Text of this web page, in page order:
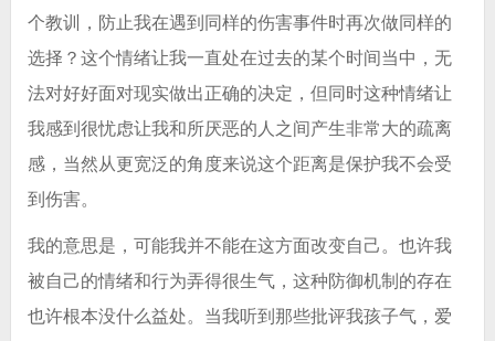
个教训，防止我在遇到同样的伤害事件时再次做同样的
选择？这个情绪让我一直处在过去的某个时间当中，无
法对好好面对现实做出正确的决定，但同时这种情绪让
我感到很忧虑让我和所厌恶的人之间产生非常大的疏离
感，当然从更宽泛的角度来说这个距离是保护我不会受
到伤害。
我的意思是，可能我并不能在这方面改变自己。也许我
被自己的情绪和行为弄得很生气，这种防御机制的存在
也许根本没什么益处。当我听到那些批评我孩子气，爱